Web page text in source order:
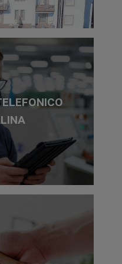
radiante a parete
C?
tempo
tubazioni per
flessibilità per una
le
strati:
liscia